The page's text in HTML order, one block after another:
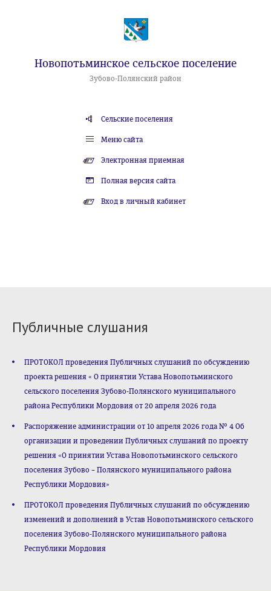
Новопотьминское сельское поселение
Зубово-Полянский район
Сельские поселения
Меню сайта
Электронная приемная
Полная версия сайта
Вход в личный кабинет
Публичные слушания
ПРОТОКОЛ проведения Публичных слушаний по обсуждению
проекта решения « О принятии Устава Новопотьминского
сельского поселения Зубово-Полянского муниципального
района Республики Мордовия от 20 апреля 2026 года
Распоряжение администрации от 10 апреля 2026 года № 4 Об
организации и проведении Публичных слушаний по проекту
решения «О принятии Устава Новопотьминского сельского
поселения Зубово – Полянского муниципального района
Республики Мордовия»
ПРОТОКОЛ проведения Публичных слушаний по обсуждению
изменений и дополнений в Устав Новопотьминского сельского
поселения Зубово-Полянского муниципального района
Республики Мордовия